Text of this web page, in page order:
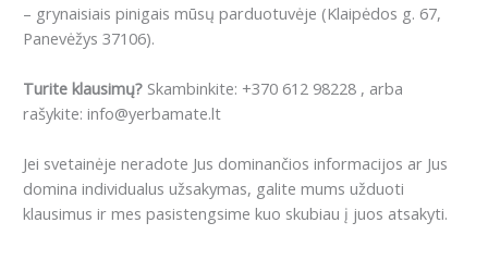
– grynaisiais pinigais mūsų parduotuvėje (Klaipėdos g. 67,
Panevėžys 37106).
Turite klausimų? Skambinkite: +370 612 98228 , arba
rašykite: info@yerbamate.lt
Jei svetainėje neradote Jus dominančios informacijos ar Jus
domina individualus užsakymas, galite mums užduoti
klausimus ir mes pasistengsime kuo skubiau į juos atsakyti.